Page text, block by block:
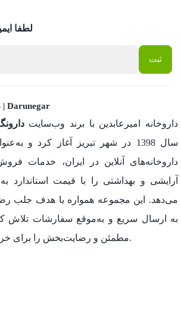
لطفا
داروخانه آنلاین دارونگار | Darunegar
داروخانه امیرعابدین با برند وب‌سایت
سال 1398 در شهر تبریز آغاز کرد و
داروخانه‌های آنلاین در ایران، خدمات
آرایشی و بهداشتی را با قیمت استاندارد
می‌دهد. این مجموعه همواره با هدف جلب
به ارسال سریع و به‌موقع سفارشات تلاش
مطمئن و رضایت‌بخش را برای خریداران خود فراهم کند.